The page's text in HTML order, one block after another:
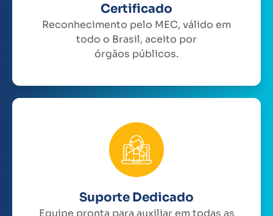
Certificado
Reconhecimento pelo MEC, válido em
todo o Brasil, aceito por
órgãos públicos.
Suporte Dedicado
Equipe pronta para auxiliar em todas as